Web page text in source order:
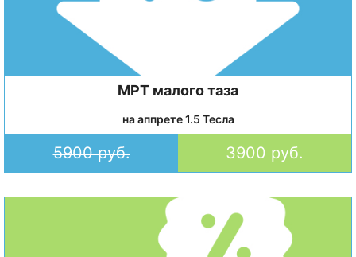
МРТ малого таза
на аппрете 1.5 Тесла
5900 руб. 3900 руб.